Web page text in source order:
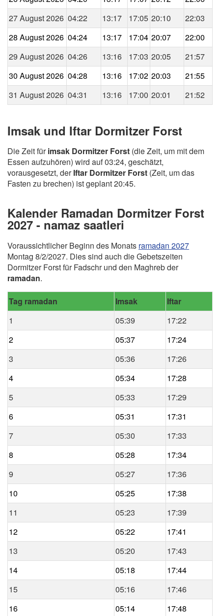
27 August 2026 04:22 13:17 17:05 20:10
22:03
28 August 2026 04:24 13:17 17:04 20:07
22:00
29 August 2026 04:26 13:16 17:03 20:05
21:57
30 August 2026 04:28 13:16 17:02 20:03
21:55
31 August 2026 04:31 13:16 17:00 20:01 21:52
Imsak und Iftar Dormitzer Forst
Die Zeit fürimsak Dormitzer Forst (die Zeit, um mit dem
Essen aufzuhören) wird auf 03:24, geschätzt,
vorausgesetzt, derIftar Dormitzer Forst (Zeit, um das
Fasten zu brechen) ist geplant 20:45.
Kalender Ramadan Dormitzer Forst
2027 - namaz saatleri
Voraussichtlicher Beginn des Monats ramadan 2027
Montag 8/2/2027. Dies sind auch die Gebetszeiten
Dormitzer Forst für Fadschr und den Maghreb der
ramadan.
Tag ramadan Imsak
Iftar
1
05:39
17:22
2
05:37
17:24
3
05:36
17:26
4
05:34
17:28
5
05:33
17:29
6
05:31
17:31
7
05:30
17:33
8
05:28
17:34
9
05:27
17:36
10
05:25
17:38
11
05:23
17:39
12
05:22
17:41
13
05:20
17:43
14
05:18
17:44
15
05:16
17:46
16
05:14
17:48